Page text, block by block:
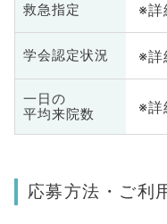
救急指定 ※詳
学会認定状況 ※詳
一日の
平均来院数
※詳
応募方法・ご利